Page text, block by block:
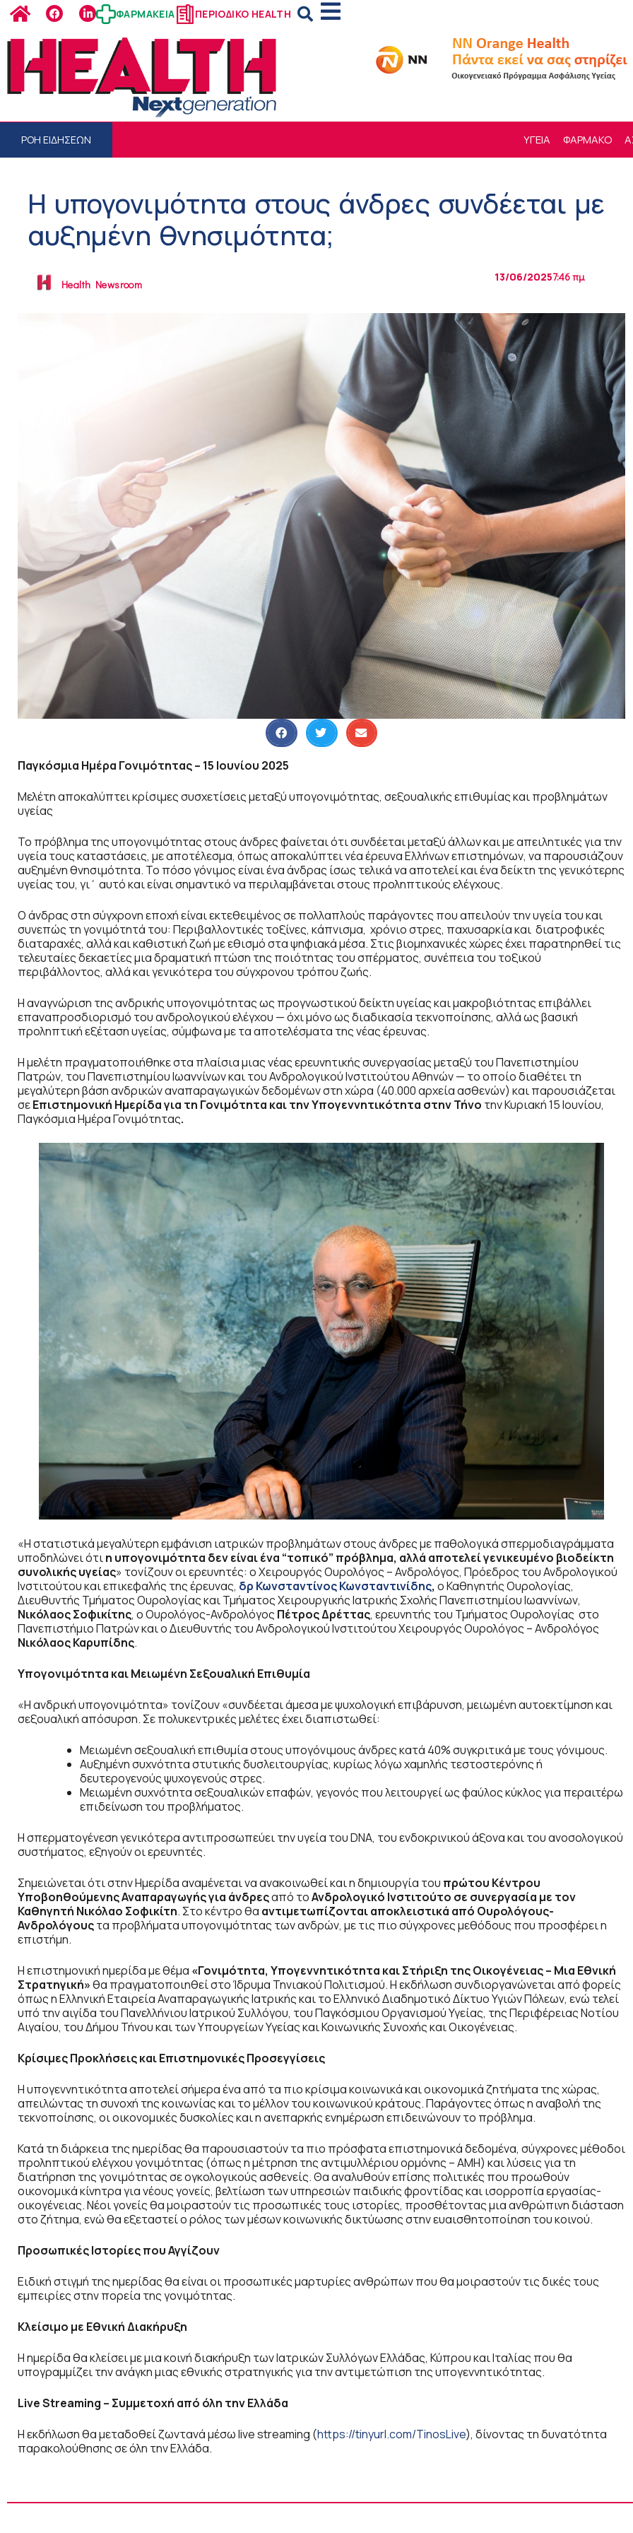
ΦΑΡΜΑΚΕΙΑ ΠΕΡΙΟΔΙΚΟ HEALTH
ΡΟΗ ΕΙΔΗΣΕΩΝ ΥΓΕΙΑ ΦΑΡΜΑΚΟ
Η υπογονιμότητα στους άνδρες συνδέεται με
αυξημένη θνησιμότητα;
Health Newsroom
13/06/20257:46 πμ
Παγκόσμια Ημέρα Γονιμότητας – 15 Ιουνίου 2025
Μελέτη αποκαλύπτει κρίσιμες συσχετίσεις μεταξύ υπογονιμότητας, σεξουαλικής επιθυμίας και προβλημάτων
υγείας
Το πρόβλημα της υπογονιμότητας στους άνδρες φαίνεται ότι συνδέεται μεταξύ άλλων και με απειλητικές για την
υγεία τους καταστάσεις, με αποτέλεσμα, όπως αποκαλύπτει νέα έρευνα Ελλήνων επιστημόνων, να παρουσιάζουν
αυξημένη θνησιμότητα. Το πόσο γόνιμος είναι ένα άνδρας ίσως τελικά να αποτελεί και ένα δείκτη της γενικότερης
υγείας του, γι΄ αυτό και είναι σημαντικό να περιλαμβάνεται στους προληπτικούς ελέγχους.
Ο άνδρας στη σύγχρονη εποχή είναι εκτεθειμένος σε πολλαπλούς παράγοντες που απειλούν την υγεία του και
συνεπώς τη γονιμότητά του: Περιβαλλοντικές τοξίνες, κάπνισμα, χρόνιο στρες, παχυσαρκία και διατροφικές
διαταραχές, αλλά και καθιστική ζωή με εθισμό στα ψηφιακά μέσα. Στις βιομηχανικές χώρες έχει παρατηρηθεί τις
τελευταίες δεκαετίες μια δραματική πτώση της ποιότητας του σπέρματος, συνέπεια του τοξικού
περιβάλλοντος, αλλά και γενικότερα του σύγχρονου τρόπου ζωής.
Η αναγνώριση της ανδρικής υπογονιμότητας ως προγνωστικού δείκτη υγείας και μακροβιότητας επιβάλλει
επαναπροσδιορισμό του ανδρολογικού ελέγχου — όχι μόνο ως διαδικασία τεκνοποίησης, αλλά ως βασική
προληπτική εξέταση υγείας, σύμφωνα με τα αποτελέσματα της νέας έρευνας.
Η μελέτη πραγματοποιήθηκε στα πλαίσια μιας νέας ερευνητικής συνεργασίας μεταξύ του Πανεπιστημίου
Πατρών, του Πανεπιστημίου Ιωαννίνων και του Ανδρολογικού Ινστιτούτου Αθηνών — το οποίο διαθέτει τη
μεγαλύτερη βάση ανδρικών αναπαραγωγικών δεδομένων στη χώρα (40.000 αρχεία ασθενών) και παρουσιάζεται
σεΕπιστημονική Ημερίδα για τη Γονιμότητα και την Υπογεννητικότητα στην Τήνο την Κυριακή 15 Ιουνίου,
Παγκόσμια Ημέρα Γονιμότητας.
«Η στατιστικά μεγαλύτερη εμφάνιση ιατρικών προβλημάτων στους άνδρες με παθολογικά σπερμοδιαγράμματα
υποδηλώνει ότιη υπογονιμότητα δεν είναι ένα “τοπικό” πρόβλημα, αλλά αποτελεί γενικευμένο βιοδείκτη
συνολικής υγείας» τονίζουν οι ερευνητές: ο Χειρουργός Ουρολόγος – Ανδρολόγος, Πρόεδρος του Ανδρολογικού
Ινστιτούτου και επικεφαλής της έρευνας, δρ Κωνσταντίνος Κωνσταντινίδης, ο Καθηγητής Ουρολογίας,
Διευθυντής Τμήματος Ουρολογίας και Τμήματος Χειρουργικής Ιατρικής Σχολής Πανεπιστημίου Ιωαννίνων,
Νικόλαος Σοφικίτης, ο Ουρολόγος-Ανδρολόγος Πέτρος Δρέττας, ερευνητής του Τμήματος Ουρολογίας στο
Πανεπιστήμιο Πατρών και ο Διευθυντής του Ανδρολογικού Ινστιτούτου Χειρουργός Ουρολόγος – Ανδρολόγος
Νικόλαος Καρυπίδης.
Υπογονιμότητα και Μειωμένη Σεξουαλική Επιθυμία
«Η ανδρική υπογονιμότητα» τονίζουν «συνδέεται άμεσα με ψυχολογική επιβάρυνση, μειωμένη αυτοεκτίμηση και
σεξουαλική απόσυρση. Σε πολυκεντρικές μελέτες έχει διαπιστωθεί:
Μειωμένη σεξουαλική επιθυμία στους υπογόνιμους άνδρες κατά 40% συγκριτικά με τους γόνιμους.
Αυξημένη συχνότητα στυτικής δυσλειτουργίας, κυρίως λόγω χαμηλής τεστοστερόνης ή
δευτερογενούς ψυχογενούς στρες.
Μειωμένη συχνότητα σεξουαλικών επαφών, γεγονός που λειτουργεί ως φαύλος κύκλος για περαιτέρω
επιδείνωση του προβλήματος.
Η σπερματογένεση γενικότερα αντιπροσωπεύει την υγεία του DNA, του ενδοκρινικού άξονα και του ανοσολογικού
συστήματος, εξηγούν οι ερευνητές.
Σημειώνεται ότι στην Ημερίδα αναμένεται να ανακοινωθεί και η δημιουργία του πρώτου Κέντρου
Υποβοηθούμενης Αναπαραγωγής για άνδρεςαπό τοΑνδρολογικό Ινστιτούτο σε συνεργασία με τον
Καθηγητή Νικόλαο Σοφικίτη. Στο κέντρο θα αντιμετωπίζονται αποκλειστικά από Ουρολόγους-
Ανδρολόγουςτα προβλήματα υπογονιμότητας των ανδρών, με τις πιο σύγχρονες μεθόδους που προσφέρει η
επιστήμη.
Η επιστημονική ημερίδα με θέμα «Γονιμότητα, Υπογεννητικότητα και Στήριξη της Οικογένειας – Μια Εθνική
Στρατηγική»θα πραγματοποιηθεί στο Ίδρυμα Τηνιακού Πολιτισμού. Η εκδήλωση συνδιοργανώνεται από φορείς
όπως η Ελληνική Εταιρεία Αναπαραγωγικής Ιατρικής και το Ελληνικό Διαδημοτικό Δίκτυο Υγιών Πόλεων, ενώ τελεί
υπό την αιγίδα του Πανελλήνιου Ιατρικού Συλλόγου, του Παγκόσμιου Οργανισμού Υγείας, της Περιφέρειας Νοτίου
Αιγαίου, του Δήμου Τήνου και των Υπουργείων Υγείας και Κοινωνικής Συνοχής και Οικογένειας.
Κρίσιμες Προκλήσεις και Επιστημονικές Προσεγγίσεις
Η υπογεννητικότητα αποτελεί σήμερα ένα από τα πιο κρίσιμα κοινωνικά και οικονομικά ζητήματα της χώρας,
απειλώντας τη συνοχή της κοινωνίας και το μέλλον του κοινωνικού κράτους. Παράγοντες όπως η αναβολή της
τεκνοποίησης, οι οικονομικές δυσκολίες και η ανεπαρκής ενημέρωση επιδεινώνουν το πρόβλημα.
Κατά τη διάρκεια της ημερίδας θα παρουσιαστούν τα πιο πρόσφατα επιστημονικά δεδομένα, σύγχρονες μέθοδοι
προληπτικού ελέγχου γονιμότητας (όπως η μέτρηση της αντιμυλλέριου ορμόνης – AMH) και λύσεις για τη
διατήρηση της γονιμότητας σε ογκολογικούς ασθενείς. Θα αναλυθούν επίσης πολιτικές που προωθούν
οικονομικά κίνητρα για νέους γονείς, βελτίωση των υπηρεσιών παιδικής φροντίδας και ισορροπία εργασίας-
οικογένειας. Νέοι γονείς θα μοιραστούν τις προσωπικές τους ιστορίες, προσθέτοντας μια ανθρώπινη διάσταση
στο ζήτημα, ενώ θα εξεταστεί ο ρόλος των μέσων κοινωνικής δικτύωσης στην ευαισθητοποίηση του κοινού.
Προσωπικές Ιστορίες που Αγγίζουν
Ειδική στιγμή της ημερίδας θα είναι οι προσωπικές μαρτυρίες ανθρώπων που θα μοιραστούν τις δικές τους
εμπειρίες στην πορεία της γονιμότητας.
Κλείσιμο με Εθνική Διακήρυξη
Η ημερίδα θα κλείσει με μια κοινή διακήρυξη των Ιατρικών Συλλόγων Ελλάδας, Κύπρου και Ιταλίας που θα
υπογραμμίζει την ανάγκη μιας εθνικής στρατηγικής για την αντιμετώπιση της υπογεννητικότητας.
Live Streaming – Συμμετοχή από όλη την Ελλάδα
Η εκδήλωση θα μεταδοθεί ζωντανά μέσω live streaming (https://tinyurl.com/TinosLive), δίνοντας τη δυνατότητα
παρακολούθησης σε όλη την Ελλάδα.